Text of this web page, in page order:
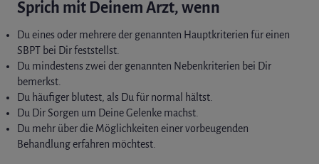
Sprich mit Deinem Arzt, wenn
Du eines oder mehrere der genannten Hauptkriterien für einen
SBPT bei Dir feststellst.
Du mindestens zwei der genannten Nebenkriterien bei Dir
bemerkst.
Du häufiger blutest, als Du für normal hältst.
Du Dir Sorgen um Deine Gelenke machst.
Du mehr über die Möglichkeiten einer vorbeugenden
Behandlung erfahren möchtest.